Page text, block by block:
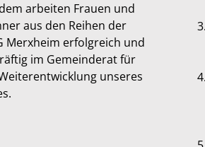
arbeiten Frauen und
aus den Reihen der
Merxheim erfolgreich und
im Gemeinderat für
unseres